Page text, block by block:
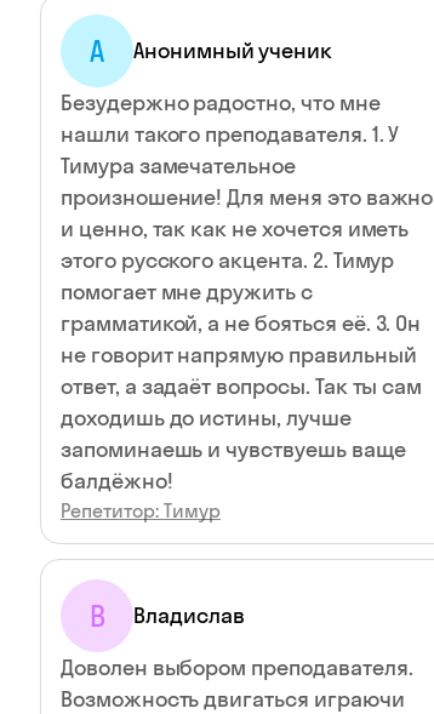
А
Анонимный ученик
Безудержно радостно, что мне
нашли такого преподавателя. 1. У
Тимура замечательное
произношение! Для меня это важно
и ценно, так как не хочется иметь
этого русского акцента. 2. Тимур
помогает мне дружить с
грамматикой, а не бояться её. 3. Он
не говорит напрямую правильный
ответ, а задаёт вопросы. Так ты сам
доходишь до истины, лучше
запоминаешь и чувствуешь ваще
балдёжно!
Репетитор: Тимур
В
Владислав
Доволен выбором преподавателя.
Возможность двигаться играючи